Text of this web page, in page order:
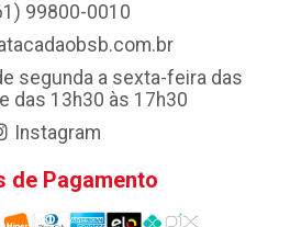
99800-0010
segunda a sexta-feira das
das 13h30 às 17h30
Instagram
de Pagamento